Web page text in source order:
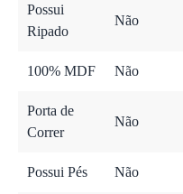
Possui
Ripado
Não
100% MDF Não
Porta de
Correr
Não
Possui Pés Não